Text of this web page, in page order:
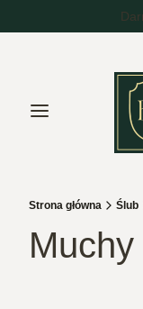
Menu
Strona główna Ślub
Muchy